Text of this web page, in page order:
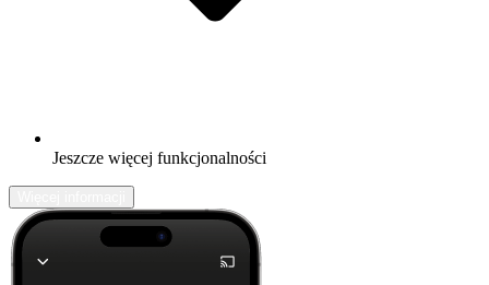
Jeszcze więcej funkcjonalności